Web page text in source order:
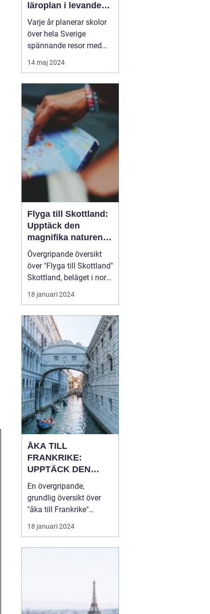
läroplan i levande
historia
Varje år planerar skolor
över hela Sverige
spännande resor med
pedagogiska inslag, där
målet är att berika
utanför klassrummets
fyra väggar. Gotland står
ut som en av de mest
attr...
14 maj 2024
Flyga till Skottland:
Upptäck den
magnifika naturen
och rika historien
Övergripande översikt
över "Flyga till Skottland"
Skottland, beläget i norra
delen av Storbritannien,
har länge fascinerat
spektakulära natur,
historiska sevärdheter
och unika kultur. Att
flyga till Skottland är ett
populärt val fö...
18 januari 2024
ÅKA TILL
FRANKRIKE:
UPPTÄCK DEN
MÅNGFALDIGA
SKÖNHETEN
En övergripande,
grundlig översikt över
"åka till Frankrike"
Franska republiken, känt
som Frankrike, lockar
turistdestinationerna i
världen har Frankrike en
18 januari 2024